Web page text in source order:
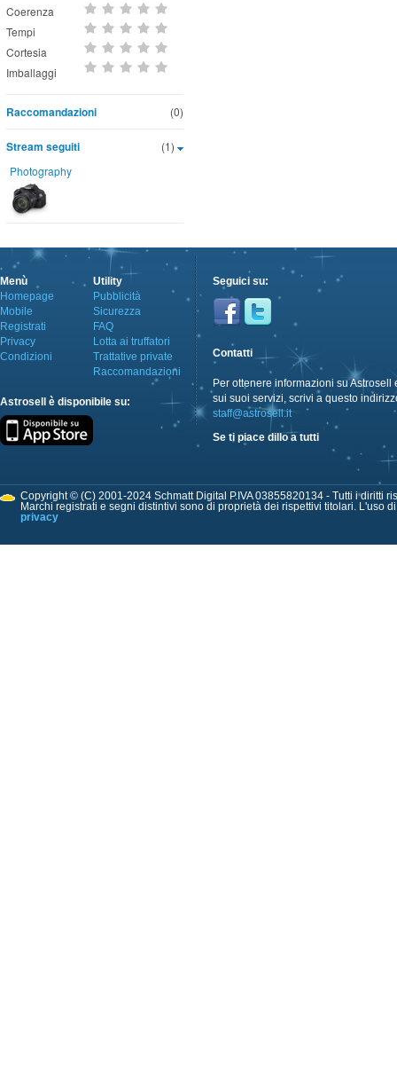
Coerenza
Tempi
Cortesia
Imballaggi
(0)
Raccomandazioni
(1)
Stream seguiti
Photography
Menù
Homepage
Mobile
Registrati
Privacy
Condizioni
Utility
Pubblicità
Sicurezza
FAQ
Lotta ai truffatori
Trattative private
Raccomandazioni
Astrosell è disponibile su:
Seguici su:
Contatti
Per ottenere informazioni su Astrosell
sui suoi servizi, scrivi a questo
staff@astrosell.it
Se ti piace dillo a tutti
Copyright © (C) 2001-2024 Schmatt Digital P.IVA 03855820134 - Tutti i diritti
Marchi registrati e segni distintivi sono di proprietà dei rispettivi titolari. L'uso
privacy